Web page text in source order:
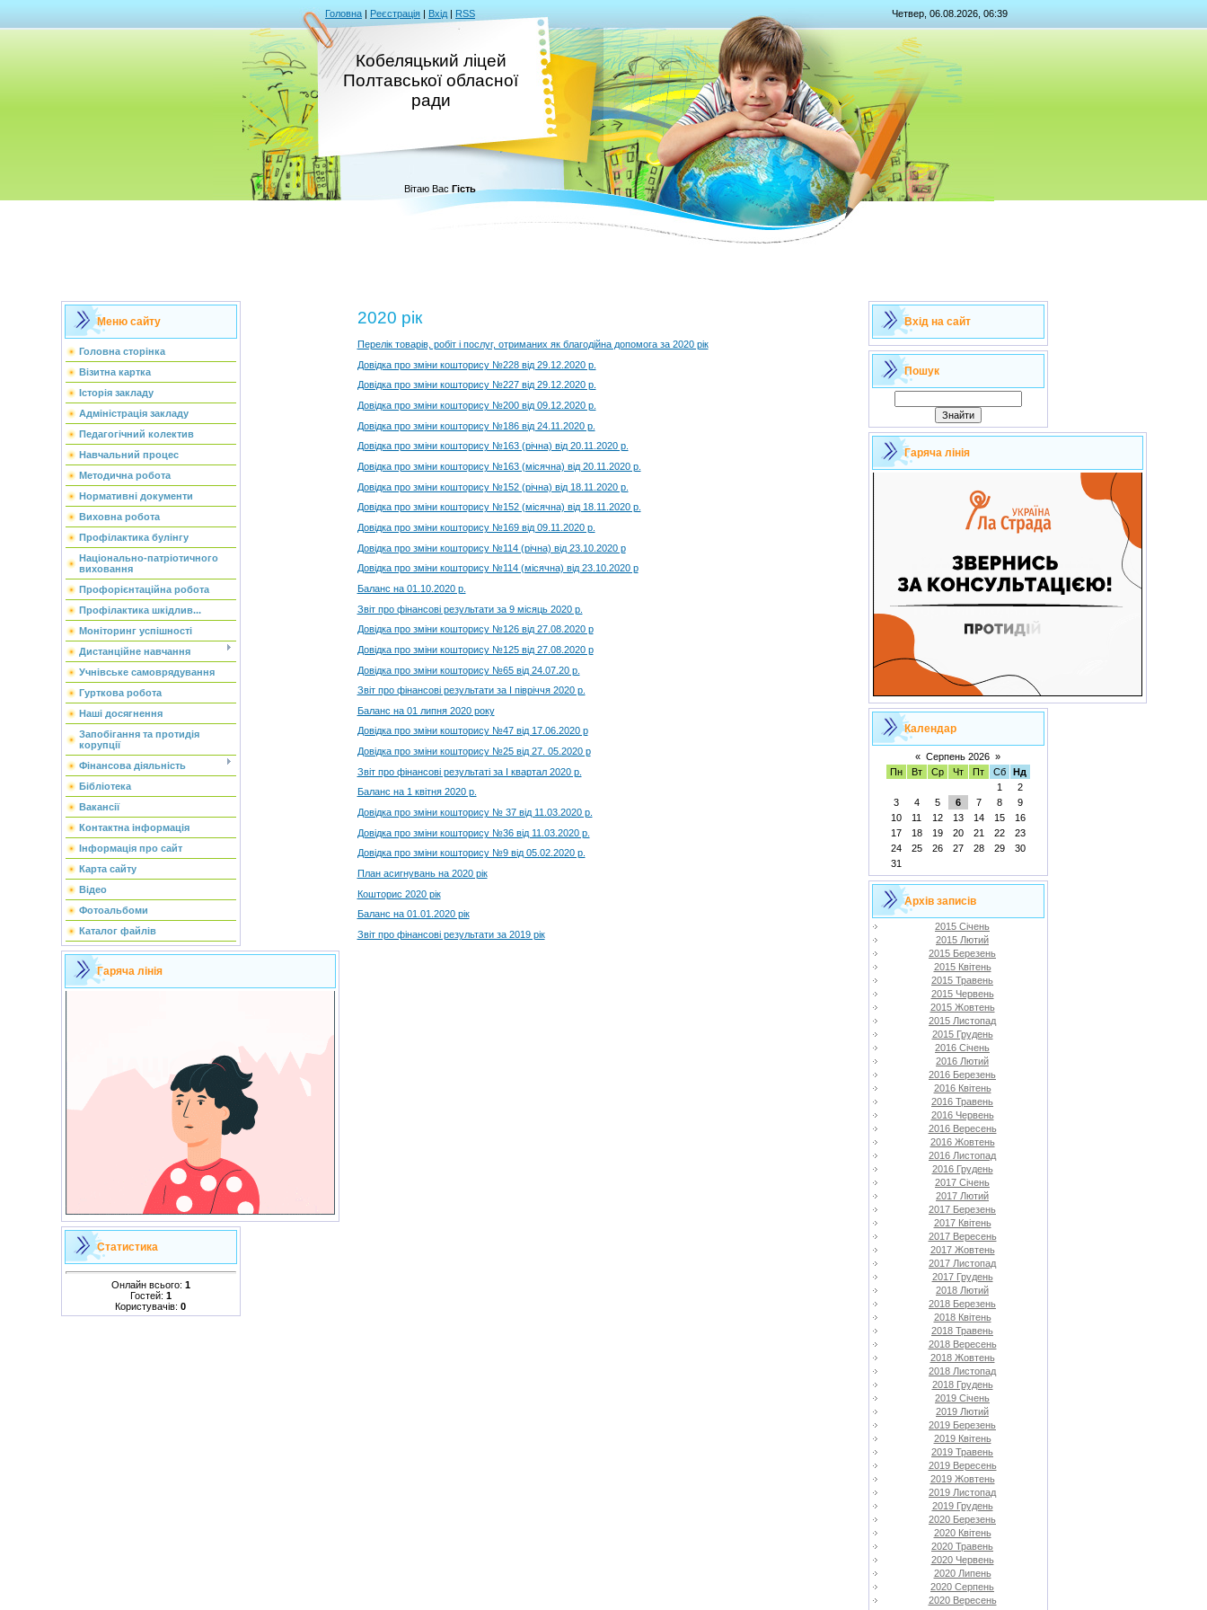
Головна | Реєстрація | Вхід | RSS Четвер, 06.08.2026, 06:39
Кобеляцький ліцей
Полтавської обласної
ради
Вітаю Вас Гість
Меню сайту
Головна сторінка
Візитна картка
Історія закладу
Адміністрація закладу
Педагогічний колектив
Навчальний процес
Методична робота
Нормативні документи
Виховна робота
Профілактика булінгу
Національно-патріотичного
виховання
Профорієнтаційна робота
Профілактика шкідлив...
Моніторинг успішності
Дистанційне навчання
Учнівське самоврядування
Гурткова робота
Наші досягнення
Запобігання та протидія
корупції
Фінансова діяльність
Бібліотека
Вакансії
Контактна інформація
Інформація про сайт
Карта сайту
Відео
Фотоальбоми
Каталог файлів
Гаряча лінія
Статистика
Онлайн всього: 1
Гостей: 1
Користувачів: 0
2020 рік
Перелік товарів, робіт і послуг, отриманих як благодійна допомога за 2020 рік
Довідка про зміни кошторису №228 від 29.12.2020 р.
Довідка про зміни кошторису №227 від 29.12.2020 р.
Довідка про зміни кошторису №200 від 09.12.2020 р.
Довідка про зміни кошторису №186 від 24.11.2020 р.
Довідка про зміни кошторису №163 (річна) від 20.11.2020 р.
Довідка про зміни кошторису №163 (місячна) від 20.11.2020 р.
Довідка про зміни кошторису №152 (річна) від 18.11.2020 р.
Довідка про зміни кошторису №152 (місячна) від 18.11.2020 р.
Довідка про зміни кошторису №169 від 09.11.2020 р.
Довідка про зміни кошторису №114 (річна) від 23.10.2020 р
Довідка про зміни кошторису №114 (місячна) від 23.10.2020 р
Баланс на 01.10.2020 р.
Звіт про фінансові результати за 9 місяць 2020 р.
Довiдка про змiни кошторису №126 вiд 27.08.2020 р
Довiдка про змiни кошторису №125 вiд 27.08.2020 р
Довiдка про змiни кошторису №65 вiд 24.07.20 р.
Звiт про фiнансовi результати за I пiврiччя 2020 р.
Баланс на 01 липня 2020 року
Довідка про зміни кошторису №47 від 17.06.2020 р
Довідка про зміни кошторису №25 від 27. 05.2020 р
Звіт про фінансові результаті за І квартал 2020 р.
Баланс на 1 квітня 2020 р.
Довідка про зміни кошторису № 37 від 11.03.2020 р.
Довідка про зміни кошторису №36 від 11.03.2020 р.
Довідка про зміни кошторису №9 від 05.02.2020 р.
План асигнувань на 2020 рiк
Кошторис 2020 рік
Баланс на 01.01.2020 рік
Звiт про фiнансові результати за 2019 рiк
Вхід на сайт
Пошук
Гаряча лінія
Календар
« Серпень 2026 »
Пн
Вт Ср Чт Пт Сб
Нд
1
2
3
4 5 6 7 8
9
10
11 12 13 14 15
16
17
18 19 20 21 22
23
24
25 26 27 28 29
30
31
Архів записів
2015 Січень
2015 Лютий
2015 Березень
2015 Квітень
2015 Травень
2015 Червень
2015 Жовтень
2015 Листопад
2015 Грудень
2016 Січень
2016 Лютий
2016 Березень
2016 Квітень
2016 Травень
2016 Червень
2016 Вересень
2016 Жовтень
2016 Листопад
2016 Грудень
2017 Січень
2017 Лютий
2017 Березень
2017 Квітень
2017 Вересень
2017 Жовтень
2017 Листопад
2017 Грудень
2018 Лютий
2018 Березень
2018 Квітень
2018 Травень
2018 Вересень
2018 Жовтень
2018 Листопад
2018 Грудень
2019 Січень
2019 Лютий
2019 Березень
2019 Квітень
2019 Травень
2019 Вересень
2019 Жовтень
2019 Листопад
2019 Грудень
2020 Березень
2020 Квітень
2020 Травень
2020 Червень
2020 Липень
2020 Серпень
2020 Вересень